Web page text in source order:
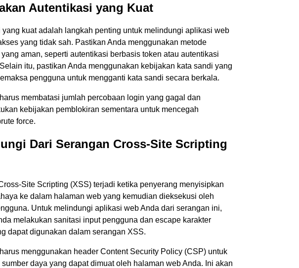
Autentikasi yang Kuat
yang kuat adalah langkah penting untuk melindungi aplikasi web
yang tidak sah. Pastikan Anda menggunakan metode
aman, seperti autentikasi berbasis token atau autentikasi
itu, pastikan Anda menggunakan kebijakan kata sandi yang
pengguna untuk mengganti kata sandi secara berkala.
membatasi jumlah percobaan login yang gagal dan
kebijakan pemblokiran sementara untuk mencegah
force.
Dari Serangan Cross-Site Scripting
Site Scripting (XSS) terjadi ketika penyerang menyisipkan
ke dalam halaman web yang kemudian dieksekusi oleh
Untuk melindungi aplikasi web Anda dari serangan ini,
melakukan sanitasi input pengguna dan escape karakter
dapat digunakan dalam serangan XSS.
menggunakan header Content Security Policy (CSP) untuk
sumber daya yang dapat dimuat oleh halaman web Anda. Ini akan